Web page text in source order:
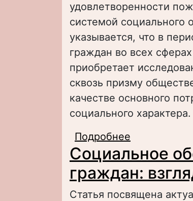
удовлетворенности
системой социального
указывается, что в
граждан во всех
приобретает
сквозь призму
качестве основного
социального характера.
Подробнее
аспект
Социальное
граждан:
Статья посвящена